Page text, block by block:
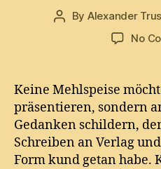
Post
By Alexander
No
Keine Mehlspeise
präsentieren, sondern
Gedanken schildern,
Schreiben an Verlag
Form kund getan habe.